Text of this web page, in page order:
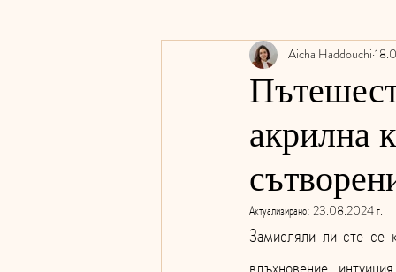
акрилна
Aicha Haddouchi
Актуализирано: 23.08.2024 г.
Замисляли ли сте се